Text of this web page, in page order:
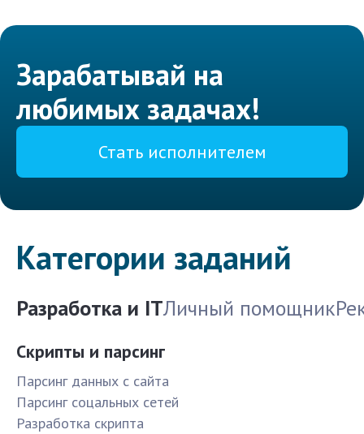
Зарабатывай на
любимых задачах!
Стать исполнителем
Категории заданий
Разработка и ITЛичный помощник
Скрипты и парсинг
Парсинг данных с сайта
Парсинг соцальных сетей
Разработка скрипта